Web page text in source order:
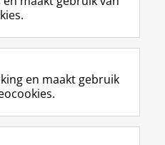
F
a
e
b
o
L
i
k
e
I
R
S
-
f
e
I
n
t
r
Y
o
T
e
en maakt gebruik